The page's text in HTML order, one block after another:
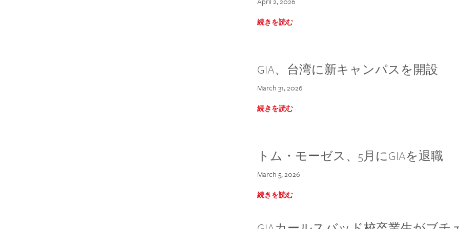
続きを読む
GIA、台湾に新キャンパスを開設
March 31, 2026
続きを読む
トム・モーゼス、5月にGIAを退職
March 5, 2026
続きを読む